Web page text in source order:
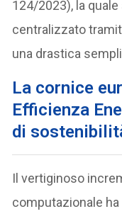
124/2023), la
centralizzato
una drastica
La cornice
Efficienza
di
Il vertiginoso
computazionale